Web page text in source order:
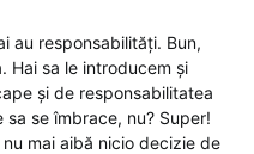
au responsabilități. Bun,
Hai sa le introducem și
și de responsabilitatea
se îmbrace, nu? Super!
mai aibă nicio decizie de